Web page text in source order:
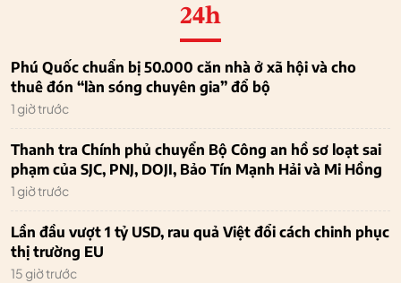
24h
Phú Quốc chuẩn bị 50.000 căn nhà ở xã hội và cho
thuê đón “làn sóng chuyên gia” đổ bộ
1 giờ trước
Thanh tra Chính phủ chuyển Bộ Công an hồ sơ loạt sai
phạm của SJC, PNJ, DOJI, Bảo Tín Mạnh Hải và Mi Hồng
1 giờ trước
Lần đầu vượt 1 tỷ USD, rau quả Việt đổi cách chinh phục
thị trường EU
15 giờ trước